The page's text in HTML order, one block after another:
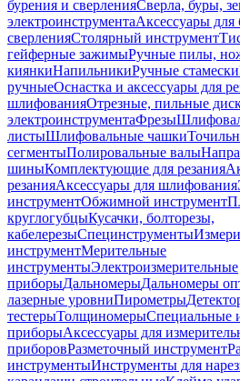
бурения и сверленияСверла, буры,
электроинструментаАксессуары для
сверленияСтолярный инструмент
гейферные зажимыРучные пилы,
киянкиНапильникиРучные стамески
ручныеОснастка и аксессуары для
шлифованияОтрезные, пильные
электроинструментаФрезы
листыШлифовальные чашки
сегментыПолировальные валы
шиныКомплектующие для резания
резанияАксессуары для шлифования
инструментОбжимной инструмент
круглогубцыКусачки, болторезы,
кабелерезыСпецинструменты
инструментМерительные
инструментыЭлектроизмерительные
приборыДальномерыДальномеры
лазерные уровниПирометры
тестерыТолщиномерыСпециальные
приборыАксессуары для
приборовРазметочный инструмент
инструментыИнструменты для